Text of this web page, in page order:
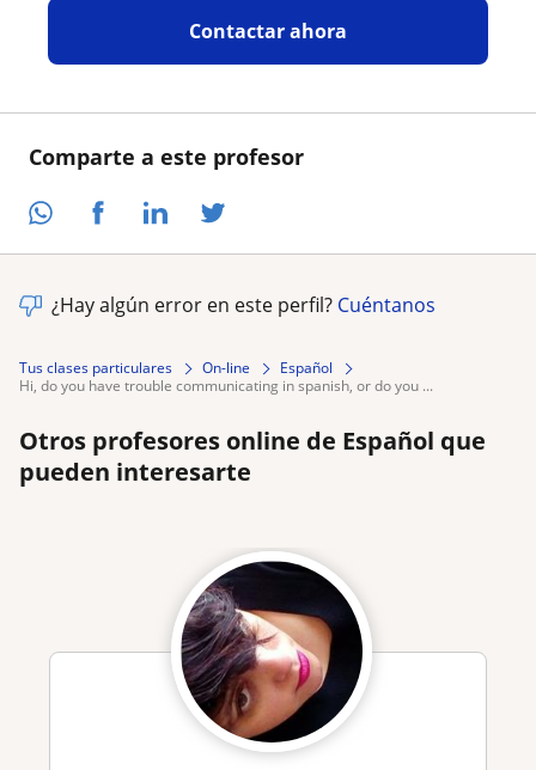
Comparte a este profesor
Contactar ahora
¿Hay algún error en este perfil? Cuéntanos
Tus clases particulares On-line
Español
hi, do you have trouble communicating in spanish, or do you ...
Otros profesores online de Español que
pueden interesarte